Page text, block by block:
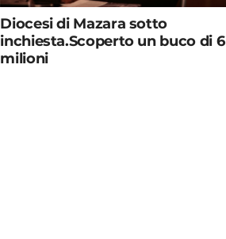
Diocesi di Mazara sotto
inchiesta.Scoperto un buco di 6
milioni